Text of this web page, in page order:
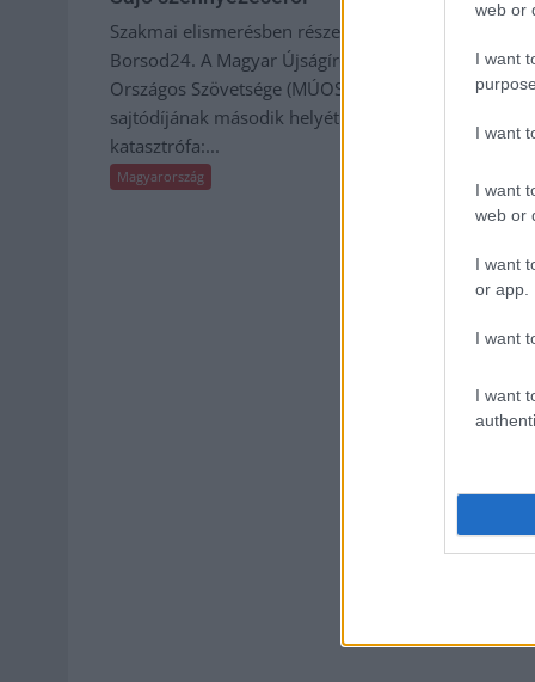
web or
I want
I want
I want
web or
I want
or app.
I want
I want
Szakmai elismerésben részesült a
Borsod24. A Magyar Újságírók
Országos Szövetsége (MÚOSZ) júliusi
sajtódíjának második helyét a Sajó-
katasztrófa:...
Magyarország
utolsó